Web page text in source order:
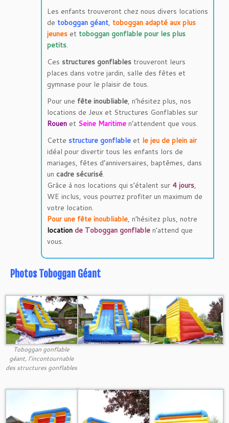
Les enfants trouveront chez nous divers locations
de toboggan géant, toboggan adapté aux plus
jeunes et toboggan gonflable pour les plus
petits.
Ces structures gonflables trouveront leurs
places dans votre jardin, salle des fêtes et
gymnase pour le plaisir de tous.
Pour une fête inoubliable, n’hésitez plus, nos
locations de Jeux et Structures Gonflables sur
Rouen et Seine Maritime n’attendent que vous.
Cette structure gonflable et le jeu de plein air
idéal pour divertir tous les enfants lors de
mariages, fêtes d’anniversaires, baptêmes, dans
un cadre sécurisé.
Grâce à nos locations qui s’étalent sur 4 jours,
WE inclus, vous pourrez profiter un maximum de
votre location.
Pour une fête inoubliable, n’hésitez plus, notre
location de Toboggan gonflable n’attend que
vous.
Photos Toboggan Géant
Toboggan gonflable
géant, l’incontournable
des structures gonflables